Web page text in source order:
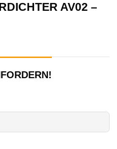
AV02 –